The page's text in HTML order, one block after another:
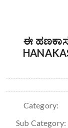
ಈ
Category:
Sub Category: